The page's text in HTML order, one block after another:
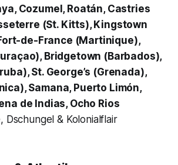
Cozumel, Roatán, Castries
(St. Kitts), Kingstown
de-France (Martinique),
Bridgetown (Barbados),
St. George’s (Grenada),
Samana, Puerto Limón,
de Indias, Ocho Rios
Dschungel & Kolonialflair